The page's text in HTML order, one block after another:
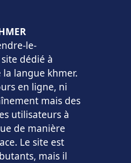
le-
dédié à
la langue khmer.
en ligne, ni
mais des
utilisateurs à
de manière
Le site est
mais il